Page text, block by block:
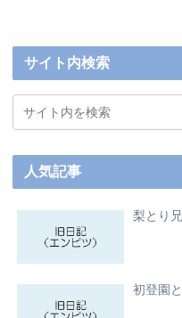
サイト内検索
人気記事
梨とり
初登園